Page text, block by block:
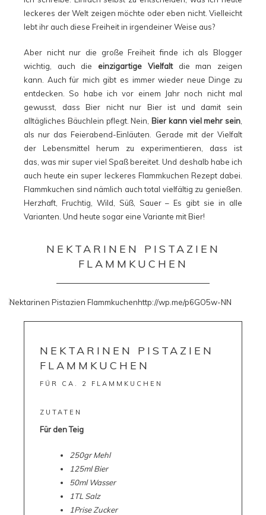
leckeres der Welt zeigen möchte oder eben nicht. Vielleicht
lebt ihr auch diese Freiheit in irgendeiner Weise aus?
Aber nicht nur die große Freiheit finde ich als Blogger
wichtig, auch die einzigartige Vielfaltdie man zeigen
kann. Auch für mich gibt es immer wieder neue Dinge zu
entdecken. So habe ich vor einem Jahr noch nicht mal
gewusst, dass Bier nicht nur Bier ist und damit sein
alltägliches Bäuchlein pflegt. Nein, Bier kann viel mehr sein
als nur das Feierabend-Einläuten. Gerade mit der Vielfalt
der Lebensmittel herum zu experimentieren, dass ist
das, was mir super viel Spaß bereitet. Und deshalb habe ich
auch heute ein super leckeres Flammkuchen Rezept dabei.
Flammkuchen sind nämlich auch total vielfältig zu genießen.
Herzhaft, Fruchtig, Wild, Süß, Sauer – Es gibt sie in alle
Varianten. Und heute sogar eine Variante mit Bier!
NEKTARINEN PISTAZIEN
FLAMMKUCHEN
NEKTARINEN PISTAZIEN
FLAMMKUCHEN
FÜR CA. 2 FLAMMKUCHEN
ZUTATEN
Für den Teig
250gr Mehl
125ml Bier
50ml Wasser
1TL Salz
1Prise Zucker